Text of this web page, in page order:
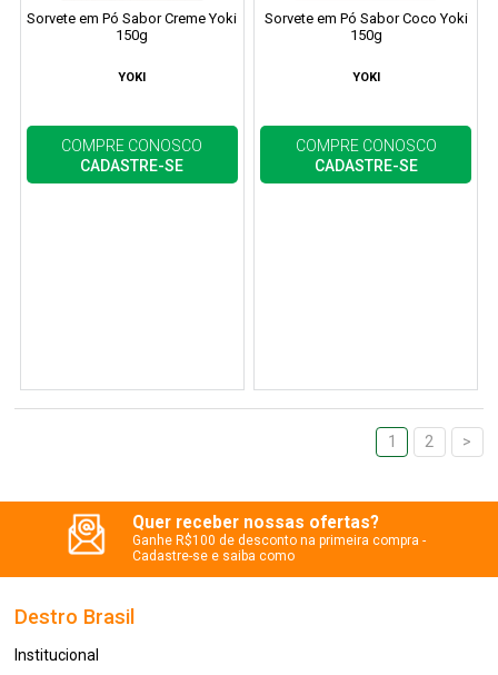
Sorvete em Pó Sabor Creme Yoki
150g
YOKI
COMPRE CONOSCO
CADASTRE-SE
Sorvete em Pó Sabor Coco Yoki
150g
YOKI
COMPRE CONOSCO
CADASTRE-SE
1 2 >
Quer receber nossas ofertas?
Ganhe R$100 de desconto na primeira compra -
Cadastre-se e saiba como
Destro Brasil
Institucional